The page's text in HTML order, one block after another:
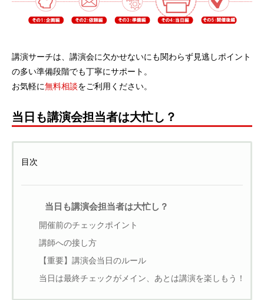
講演サーチは、講演会に欠かせないにも関わらず見逃しポイント
の多い準備段階でも丁寧にサポート。
お気軽に無料相談をご利用ください。
当日も講演会担当者は大忙し？
目次
当日も講演会担当者は大忙し？
開催前のチェックポイント
講師への接し方
【重要】講演会当日のルール
当日は最終チェックがメイン、あとは講演を楽しもう！